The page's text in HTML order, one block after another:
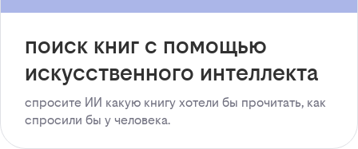
поиск книг с помощью
искусственного интеллекта
спросите ИИ какую книгу хотели бы прочитать, как
спросили бы у человека.